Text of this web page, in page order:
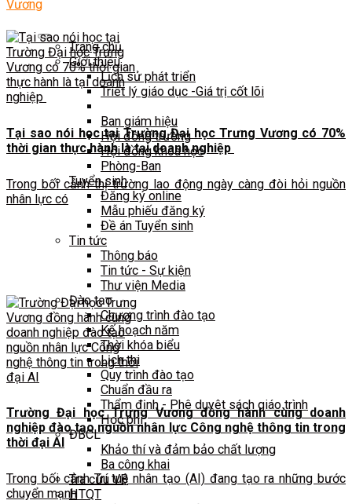
Trang chủ
Giới thiệu
Lịch sử phát triển
Triết lý giáo dục -Giá trị cốt lõi
Ban giám hiệu
Hội đồng trường
Hội đồng khoa học
Phòng-Ban
Tuyển sinh
Đăng ký online
Mẫu phiếu đăng ký
Đề án Tuyển sinh
Tin tức
Thông báo
Tin tức - Sự kiện
Thư viện Media
Đào tạo
Chương trình đào tạo
Kế hoạch năm
Thời khóa biểu
Lịch thi
Quy trình đào tạo
Chuẩn đầu ra
Thẩm định - Phê duyệt sách giáo trình
Học phí
ĐBCL
Khảo thí và đảm bảo chất lượng
Ba công khai
Tra cứu VB
HTQT
Tại sao nói học tại Trường Đại học Trưng Vương có 70%
thời gian thực hành là tại doanh nghiệp
Trong bối cảnh thị trường lao động ngày càng đòi hỏi nguồn
nhân lực có
Trường Đại học Trưng Vương đồng hành cùng doanh
nghiệp đào tạo nguồn nhân lực Công nghệ thông tin trong
thời đại AI
Trong bối cảnh Trí tuệ nhân tạo (AI) đang tạo ra những bước
chuyển mạnh